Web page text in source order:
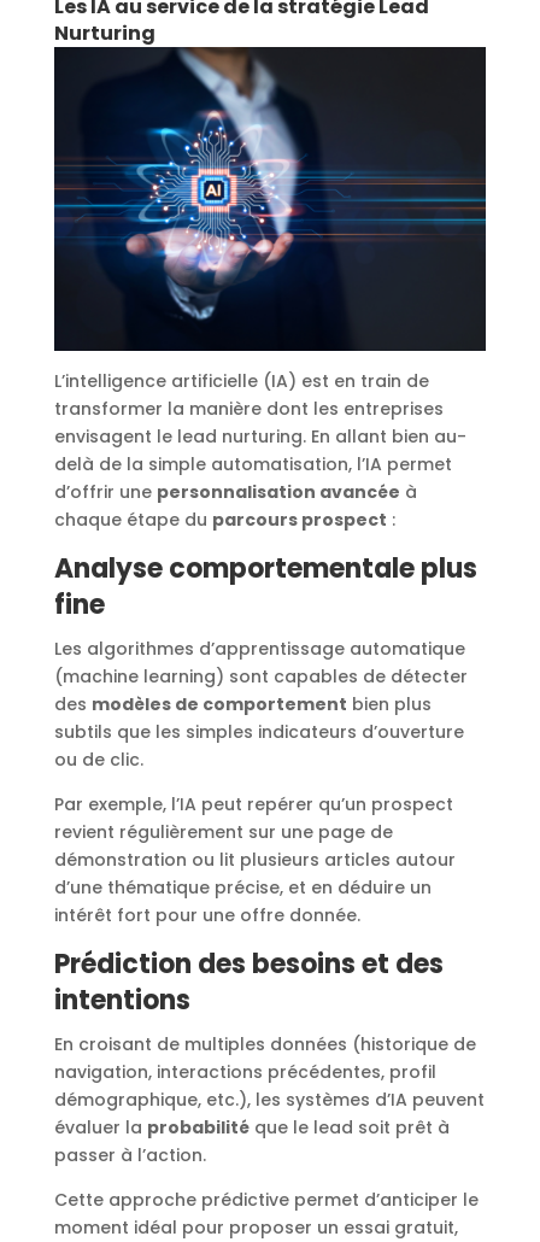
Les IA au service de la stratégie Lead
Nurturing
L’intelligence artificielle (IA) est en train de
transformer la manière dont les entreprises
envisagent le lead nurturing. En allant bien au-
delà de la simple automatisation, l’IA permet
d’offrir une personnalisation avancée à
chaque étape du parcours prospect :
Analyse comportementale plus
fine
Les algorithmes d’apprentissage automatique
(machine learning) sont capables de détecter
des modèles de comportement bien plus
subtils que les simples indicateurs d’ouverture
ou de clic.
Par exemple, l’IA peut repérer qu’un prospect
revient régulièrement sur une page de
démonstration ou lit plusieurs articles autour
d’une thématique précise, et en déduire un
intérêt fort pour une offre donnée.
Prédiction des besoins et des
intentions
En croisant de multiples données (historique de
navigation, interactions précédentes, profil
démographique, etc.), les systèmes d’IA peuvent
évaluer la probabilitéque le lead soit prêt à
passer à l’action.
Cette approche prédictive permet d’anticiper le
moment idéal pour proposer un essai gratuit,